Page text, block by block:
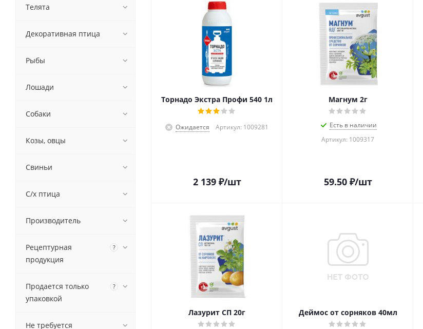
Торнадо Экстра Профи 540 1л
Ожидается Артикул: 1009281
2 139₽/шт
Магнум 2г
Есть в наличии
Артикул: 1009317
59.50₽/шт
Лазурит СП 20г Деймос от сорняков 40мл
Телята
Декоративная птица
Рыбы
Лошади
Собаки
Козы, овцы
Свиньи
С/х птица
Производитель
Рецептурная
продукция
?
Продается только
упаковкой
?
Не требуется